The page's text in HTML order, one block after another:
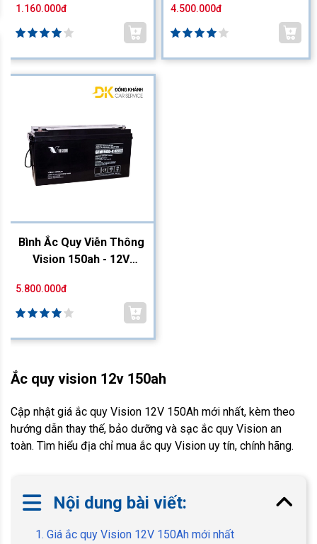
1.160.000đ 4.500.000đ
Bình Ắc Quy Viễn Thông
Vision 150ah - 12V
5.800.000đ
Ắc quy vision 12v 150ah
Cập nhật giá ắc quy Vision 12V 150Ah mới nhất, kèm theo
hướng dẫn thay thế, bảo dưỡng và sạc ắc quy Vision an
toàn. Tìm hiểu địa chỉ mua ắc quy Vision uy tín, chính hãng.
Nội dung bài viết:
1. Giá ắc quy Vision 12V 150Ah mới nhất